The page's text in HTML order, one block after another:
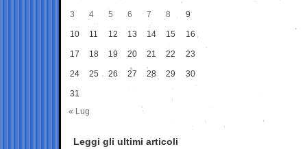
3 4 5 6 7 8 9
10 11 12 13 14 15 16
17 18 19 20 21 22 23
24 25 26 27 28 29 30
31
« Lug
Leggi gli ultimi articoli